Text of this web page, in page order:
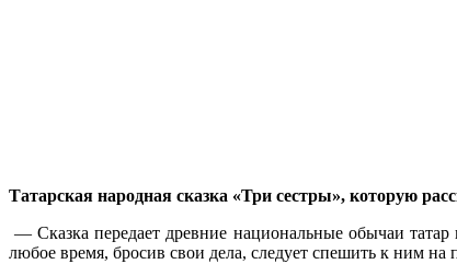
Татарская народная сказка «Три сестры», которую
— Сказка передает древние национальные обычаи татар
любое время, бросив свои дела, следует спешить к ним